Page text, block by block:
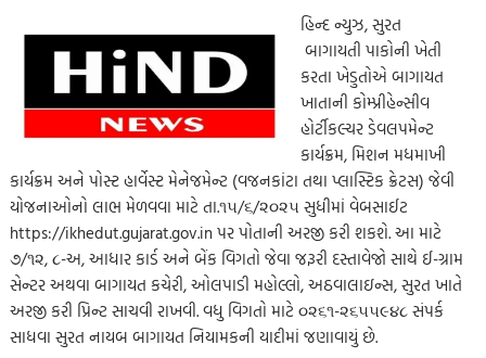
હિન્દ ન્યુઝ, સુરત
બાગાયતી પાકોની ખેતી
કરતા ખેડુતોએ બાગાયત
ખાતાની કોમ્પ્રીહેન્સીવ
હોર્ટીકલ્ચર ડેવલપમેન્ટ
કાર્યક્રમ, મિશન મધમાખી
કાર્યક્રમ અને પોસ્ટ હાર્વેસ્ટ મેનેજમેન્ટ (વજનકાંટા તથા પ્લાસ્ટિક ક્રેટસ) જેવી
યોજનાઓનો લાભ મેળવવા માટે તા.૧૫/૬/૨૦૨૫ સુધીમાં વેબસાઈટ
https://ikhedut.gujarat.gov.in પર પોતાની અરજી કરી શકશે. આ માટે
૭/૧૨, ૮-અ, આધાર કાર્ડ અને બેંક વિગતો જેવા જરૂરી દસ્તાવેજો સાથે ઈ-ગ્રામ
સેન્ટર અથવા બાગાયત કચેરી, ઓલપાડી મહોલ્લો, અઠવાલાઇન્સ, સુરત ખાતે
અરજી કરી પ્રિન્ટ સાચવી રાખવી. વધુ વિગતો માટે ૦૨૬૧-૨૬૫૫૯૪૮ સંપર્ક
સાધવા સુરત નાયબ બાગાયત નિયામકની યાદીમાં જણાવાયું છે.